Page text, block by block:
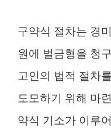
구약식 절차는 경
원에 벌금형을 청
고인의 법적 절차
도모하기 위해 마
약식 기소가 이루